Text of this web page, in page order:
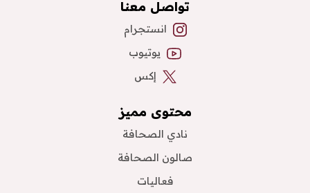
تواصل معنا
انستجرام
يوتيوب
إكس
محتوى مميز
نادي الصحافة
صالون الصحافة
فعاليات